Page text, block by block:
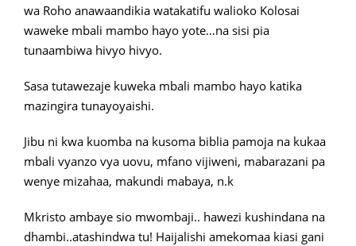
wa Roho anawaandikia watakatifu walioko Kolosai
waweke mbali mambo hayo yote…na sisi pia
tunaambiwa hivyo hivyo.
Sasa tutawezaje kuweka mbali mambo hayo katika
mazingira tunayoyaishi.
Jibu ni kwa kuomba na kusoma biblia pamoja na kukaa
mbali vyanzo vya uovu, mfano vijiweni, mabarazani pa
wenye mizahaa, makundi mabaya, n.k
Mkristo ambaye sio mwombaji.. hawezi kushindana na
dhambi..atashindwa tu! Haijalishi amekomaa kiasi gani